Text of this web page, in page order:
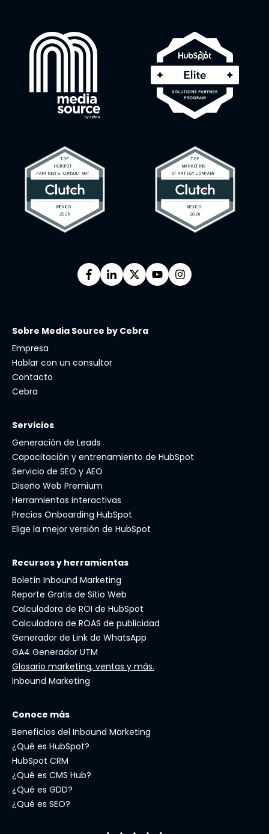
Sobre Media Source by Cebra
Empresa
Hablar con un consultor
Contacto
Cebra
Servicios
Generación de Leads
Capacitación y entrenamiento de HubSpot
Servicio de SEO y AEO
Diseño Web Premium
Herramientas interactivas
Precios Onboarding HubSpot
Elige la mejor versión de HubSpot
Recursos y herramientas
Boletín Inbound Marketing
Reporte Gratis de Sitio Web
Calculadora de ROI de HubSpot
Calculadora de ROAS de publicidad
Generador de Link de WhatsApp
GA4 Generador UTM
Glosario marketing, ventas y más.
Inbound Marketing
Conoce más
Beneficios del Inbound Marketing
¿Qué es HubSpot?
HubSpot CRM
¿Qué es CMS Hub?
¿Qué es GDD?
¿Qué es SEO?